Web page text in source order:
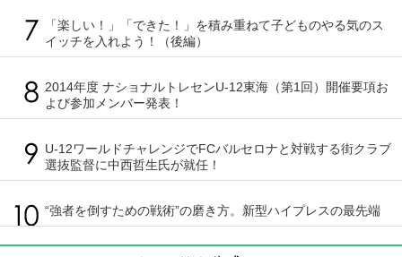
「楽しい！」「できた！」を積み重ねて子どものやる気のス
イッチを入れよう！（後編）
2014年度 ナショナルトレセンU-12東海（第1回）開催要項お
よび参加メンバー発表！
U-12ワールドチャレンジでFCバルセロナと対戦する街クラブ
選抜監督に中西哲生氏が就任！
“強者を倒すための戦術”の磨き方。新型ハイプレスの最先端